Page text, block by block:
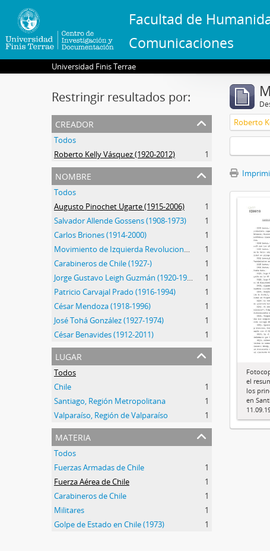
Facultad de
Comunicaciones
Universidad Finis Terrae
Restringir resultados por:
creador
Todos
Roberto Kelly Vásquez (1920-2012)
1
nombre
Todos
Augusto Pinochet Ugarte (1915-2006)
1
Salvador Allende Gossens (1908-1973)
1
Carlos Briones (1914-2000)
1
Movimiento de Izquierda Revolucionario (MIR) (1965-1990)
1
Carabineros de Chile (1927-)
1
Jorge Gustavo Leigh Guzmán (1920-1999)
1
Patricio Carvajal Prado (1916-1994)
1
César Mendoza (1918-1996)
1
José Tohá González (1927-1974)
1
César Benavides (1912-2011)
1
lugar
Todos
Chile
1
Santiago, Región Metropolitana
1
Valparaíso, Región de Valparaíso
1
materia
Todos
Fuerzas Armadas de Chile
1
Fuerza Aérea de Chile
1
Carabineros de Chile
1
Militares
1
Golpe de Estado en Chile (1973)
1
Roberto
el
los
en